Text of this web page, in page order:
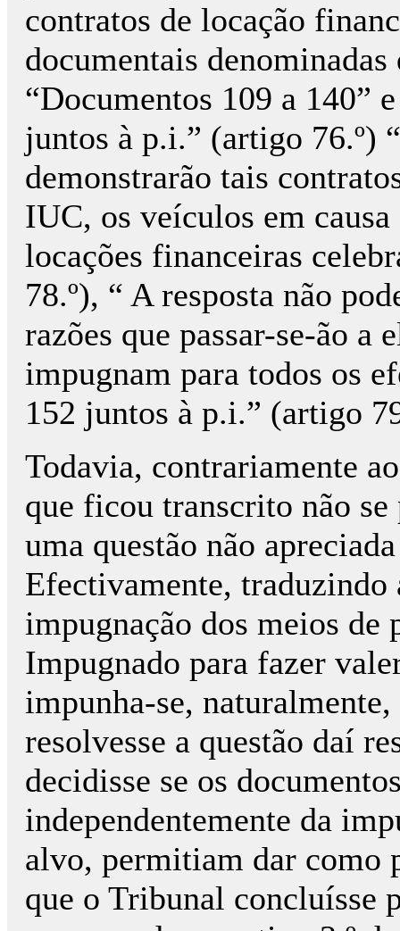
contratos de locação
documentais
“Documentos 109 a 140”
juntos à p.i.” (artigo 76.º)
demonstrarão tais
IUC, os veículos em
locações financeiras
78.º), “ A resposta não
razões que passar-se-ão a
impugnam para todos os
152 juntos à p.i.” (artigo
Todavia, contrariamente
que ficou transcrito não
uma questão não
Efectivamente, traduzindo
impugnação dos meios de
Impugnado para fazer
impunha-se,
resolvesse a questão daí
decidisse se os
independentemente da
alvo, permitiam dar como
que o Tribunal concluísse